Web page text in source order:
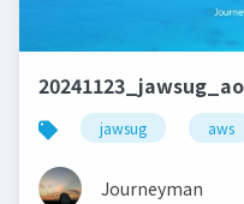
jawsug aws
Journeyman